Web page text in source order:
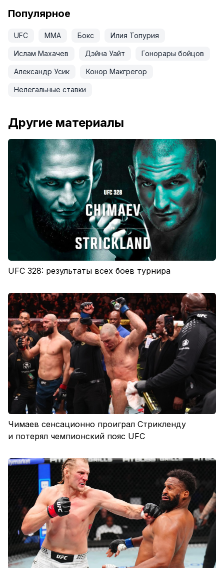
Популярное
UFC ММА Бокс Илия Топурия
Ислам Махачев Дэйна Уайт Гонорары бойцов
Александр Усик Конор Макгрегор
Нелегальные ставки
Другие материалы
UFC 328: результаты всех боев турнира
Чимаев сенсационно проиграл Стрикленду
и потерял чемпионский пояс UFC